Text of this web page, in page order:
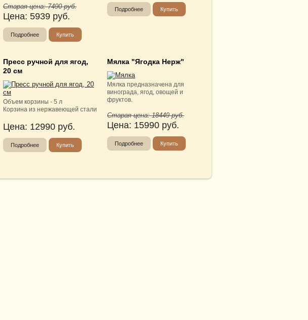
Старая цена:7490руб.
Цена:5939 руб.
Подробнее Купить
Подробнее Купить
Пресс ручной для ягод,
20 см
Объем корзины - 5 л
Корзина из нержавеющей стали
Цена: 12990 руб.
Подробнее Купить
Мялка "Ягодка Нерж"
Мялка предназначена для
винограда, ягод, овощей и
фруктов.
Старая цена:18449руб.
Цена: 15990 руб.
Подробнее Купить